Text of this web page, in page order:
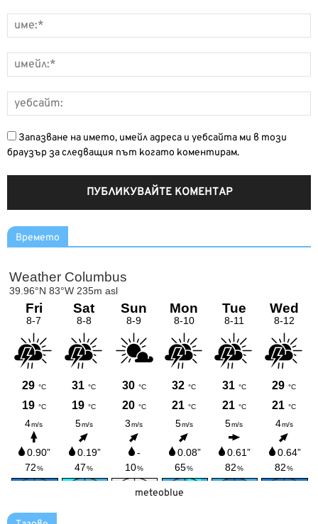
Запазване на името, имейл адреса и уебсайта ми в този
браузър за следващия път когато коментирам.
Времето
meteoblue